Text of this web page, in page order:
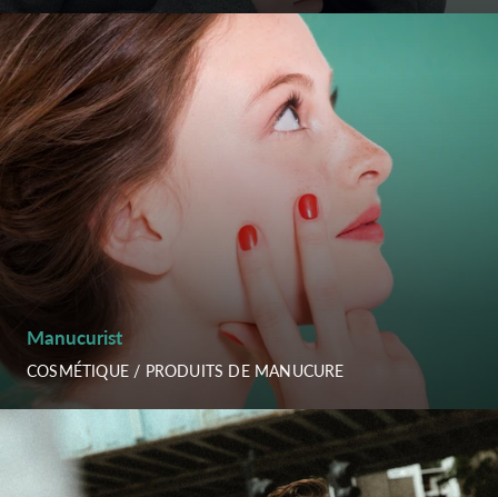
Manucurist
COSMÉTIQUE / PRODUITS DE MANUCURE